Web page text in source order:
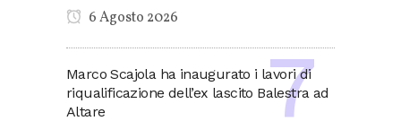
6 Agosto 2026
Marco Scajola ha inaugurato i lavori di
riqualificazione dell’ex lascito Balestra ad
Altare